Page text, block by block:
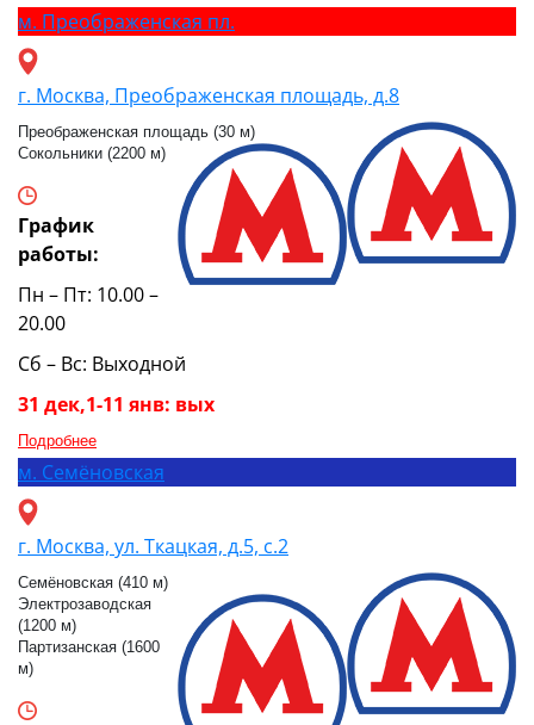
м. Преображенская пл.
г. Москва, Преображенская площадь, д.8
Преображенская площадь (30 м)
Сокольники (2200 м)
График
работы:
Пн – Пт: 10.00 –
20.00
Сб – Вс: Выходной
31 дек,1-11 янв: вых
Подробнее
м. Семёновская
г. Москва, ул. Ткацкая, д.5, с.2
Семёновская (410 м)
Электрозаводская
(1200 м)
Партизанская (1600
м)